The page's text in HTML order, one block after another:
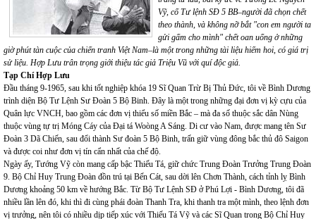
Vỹ, cố Tư lệnh SĐ 5 BB–người đã chọn chết
theo thành, và không nỡ bắt "con em người ta
gửi gấm cho mình" chết oan uổng ở những
giờ phút tàn cuộc của chiến tranh Việt Nam–là một trong những tài liệu hiếm hoi, có giá trị
sử liệu. Hợp Lưu trân trọng giới thiệu tác giả Triệu Vũ với quí độc giả.
Tạp Chí Hợp Lưu
Đầu tháng 9-1965, sau khi tốt nghiệp khóa 19 Sĩ Quan Trừ Bị Thủ Đức, tôi về Bình Dương
trình diện Bộ Tư Lệnh Sư Đoàn 5 Bộ Binh. Đây là một trong những đại đơn vị kỳ cựu của
Quân lực VNCH, bao gồm các đơn vị thiểu số miền Bắc – mà đa số thuộc sắc dân Nùng
thuộc vùng tự trị Móng Cáy của Đại tá Woòng A Sáng. Di cư vào Nam, được mang tên Sư
Đoàn 3 Dã Chiến, sau đổi thành Sư đoàn 5 Bộ Binh, trấn giữ vùng đông bắc thủ đô Saigon
và được coi như đơn vị tín cẩn nhất của chế độ.
Ngày ấy, Tướng Vỹ còn mang cấp bậc Thiếu Tá, giữ chức Trung Đoàn Trưởng Trung Đoàn
9. Bộ Chỉ Huy Trung Đoàn đồn trú tại Bến Cát, sau dời lên Chơn Thành, cách tỉnh lỵ Bình
Dương khoảng 50 km về hướng Bắc. Từ Bộ Tư Lệnh SĐ ở Phú Lợi - Bình Dương, tôi đã
nhiều lần lên đó, khi thì đi cùng phái đoàn Thanh Tra, khi thanh tra một mình, theo lệnh đơn
vị trưởng, nên tôi có nhiều dịp tiếp xúc với Thiếu Tá Vỹ và các Sĩ Quan trong Bộ Chỉ Huy